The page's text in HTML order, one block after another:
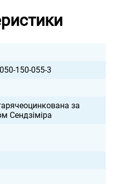
150-055-3
за
Сендзіміра